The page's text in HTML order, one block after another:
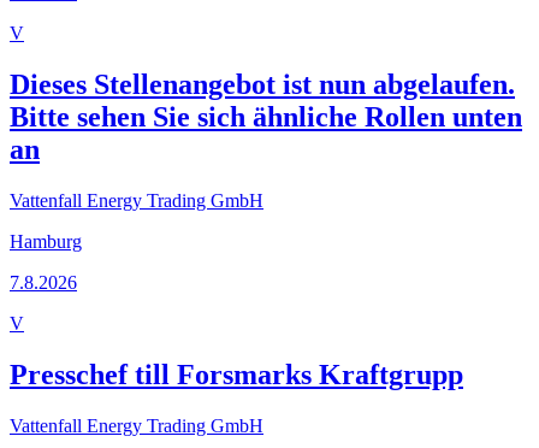
V
Dieses Stellenangebot ist nun abgelaufen.
Bitte sehen Sie sich ähnliche Rollen unten
an
Vattenfall Energy Trading GmbH
Hamburg
7.8.2026
V
Presschef till Forsmarks Kraftgrupp
Vattenfall Energy Trading GmbH